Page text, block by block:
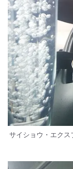
サイショウ・エクス